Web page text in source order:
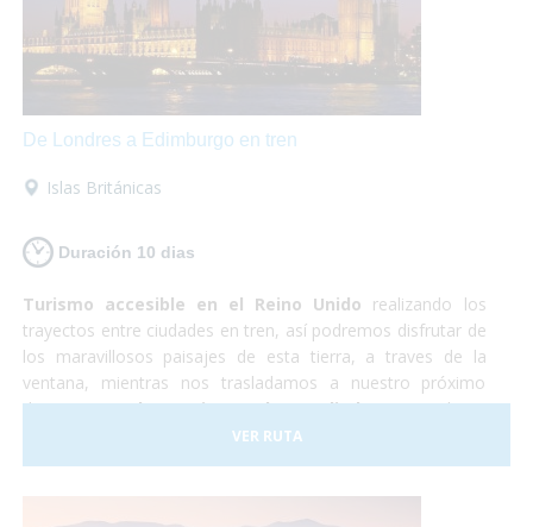
De Londres a Edimburgo en tren
Islas Británicas
Duración 10 dias
Turismo accesible en el Reino Unido realizando los
trayectos entre ciudades en tren, así podremos disfrutar de
los maravillosos paisajes de esta tierra, a traves de la
ventana, mientras nos trasladamos a nuestro próximo
destino.Londres, Liverpool y Edimburgo, cultura,
shopping, historia y naturaleza. Un país completamente
preparado para hacer que la experiencia de todos los
VER RUTA